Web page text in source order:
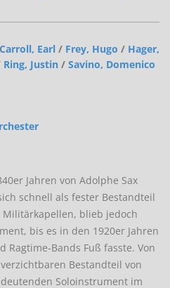
Carroll, Earl / Frey, Hugo / Hager,
Ring, Justin / Savino, Domenico
Jahren von Adolphe Sax
schnell als fester Bestandteil
blieb jedoch
bis es in den 1920er Jahren
Ragtime-Bands Fuß fasste. Von
Bestandteil von
Soloinstrument im